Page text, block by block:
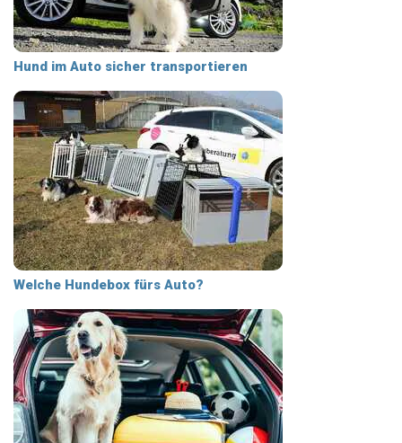
Hund im Auto sicher transportieren
Welche Hundebox fürs Auto?